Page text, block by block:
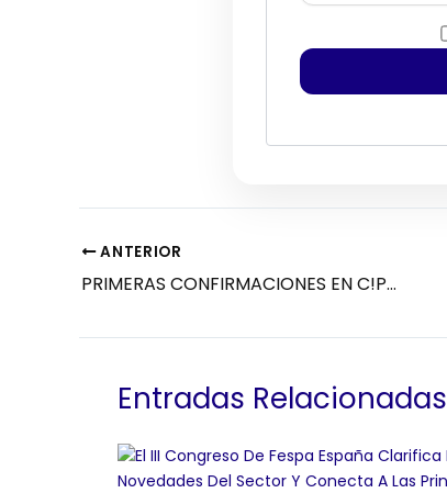
ANTERIOR
PRIMERAS CONFIRMACIONES EN C!PRINT MADRID 2021
Entradas Relacionadas